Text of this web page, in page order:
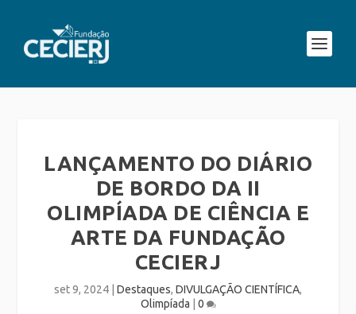
LANÇAMENTO DO DIÁRIO
DE BORDO DA II
OLIMPÍADA DE CIÊNCIA E
ARTE DA FUNDAÇÃO
CECIERJ
set 9, 2024 Destaques, DIVULGAÇÃO CIENTÍFICA,
Olimpíada
0